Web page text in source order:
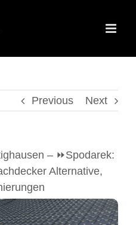
Previous Next
– ⏩Spodarek:
Alternative,